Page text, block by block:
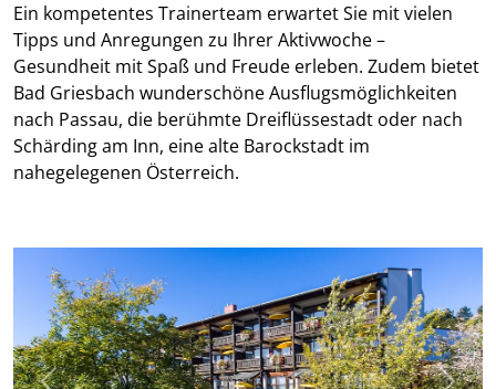
Ein kompetentes Trainerteam erwartet Sie mit vielen
Tipps und Anregungen zu Ihrer Aktivwoche –
Gesundheit mit Spaß und Freude erleben. Zudem bietet
Bad Griesbach wunderschöne Ausflugsmöglichkeiten
nach Passau, die berühmte Dreiflüssestadt oder nach
Schärding am Inn, eine alte Barockstadt im
nahegelegenen Österreich.